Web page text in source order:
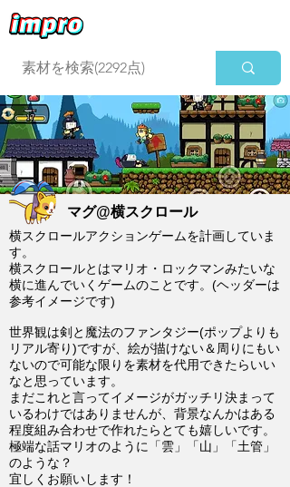
マグ@横スクロール
横スクロールアクションゲームを計画していま
す。
横スクロールとはマリオ・ロックマンみたいな
横に進んでいくゲームのことです。(ヘッダーは
参考イメージです)
世界観は剣と魔法のファンタジー(ポップよりも
リアル寄り)ですが、絵が描けない＆周りにもい
ないので可能な限りを素材を代用できたらいい
なと思っています。
まだこれと言ってイメージがガッチリ決まって
いるわけではありませんが、背景なんかはある
程度組み合わせで作れたらとても嬉しいです。
極端な話マリオのように「雲」「山」「土管」
のような？
宜しくお願いします！